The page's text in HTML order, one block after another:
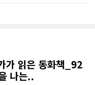
의 활기찬 미소는 이내 깊
로 바뀐다.현장의 현실은
서에 적힌 활자처럼 순탄하
가 읽은 동화책_92
나는..